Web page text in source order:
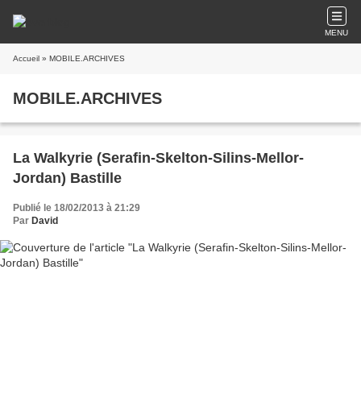
MENU
Accueil » MOBILE.ARCHIVES
MOBILE.ARCHIVES
La Walkyrie (Serafin-Skelton-Silins-Mellor-
Jordan) Bastille
Publié le 18/02/2013 à 21:29
Par David